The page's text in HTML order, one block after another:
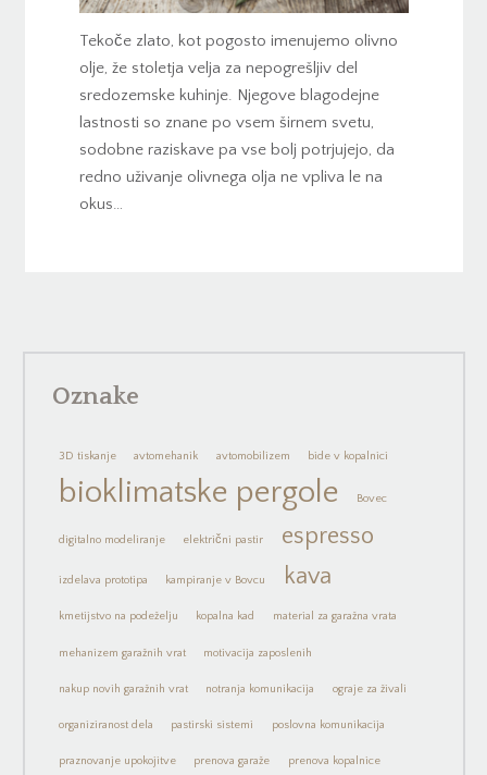
Tekoče zlato, kot pogosto imenujemo olivno
olje, že stoletja velja za nepogrešljiv del
sredozemske kuhinje. Njegove blagodejne
lastnosti so znane po vsem širnem svetu,
sodobne raziskave pa vse bolj potrjujejo, da
redno uživanje olivnega olja ne vpliva le na
okus…
Oznake
3D tiskanje avtomehanik avtomobilizem bide v kopalnici
bioklimatske pergole Bovec
digitalno modeliranje električni pastir espresso
izdelava prototipa kampiranje v Bovcu kava
kmetijstvo na podeželju kopalna kad material za garažna vrata
mehanizem garažnih vrat motivacija zaposlenih
nakup novih garažnih vrat notranja komunikacija ograje za živali
organiziranost dela pastirski sistemi poslovna komunikacija
praznovanje upokojitve prenova garaže prenova kopalnice